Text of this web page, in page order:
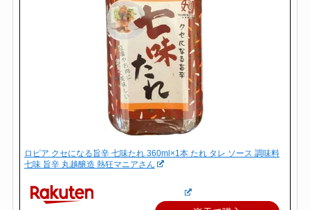
ロピア クセになる旨辛 七味たれ 360ml×1本 たれ タレ ソース 調味料
七味 旨辛 丸越醸造 熱狂マニアさん